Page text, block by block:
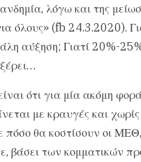
λόγω και της
όλους» (fb 24.3.2020).
αύξηση; Γιατί 20%-
ότι για μία ακόμη
με κραυγές και
πόσο θα κοστίσουν οι
βάσει των κομματικών